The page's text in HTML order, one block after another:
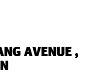
AVENUE ,